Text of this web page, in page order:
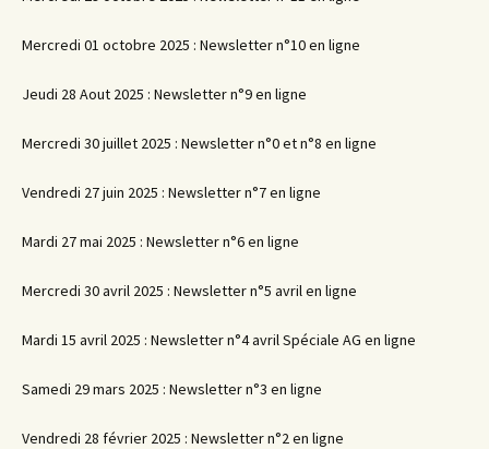
Mercredi 01 octobre 2025 : Newsletter n°10 en ligne
Jeudi 28 Aout 2025 : Newsletter n°9 en ligne
Mercredi 30 juillet 2025 : Newsletter n°0 et n°8 en ligne
Vendredi 27 juin 2025 : Newsletter n°7 en ligne
Mardi 27 mai 2025 : Newsletter n°6 en ligne
Mercredi 30 avril 2025 : Newsletter n°5 avril en ligne
Mardi 15 avril 2025 : Newsletter n°4 avril Spéciale AG en ligne
Samedi 29 mars 2025 : Newsletter n°3 en ligne
Vendredi 28 février 2025 : Newsletter n°2 en ligne